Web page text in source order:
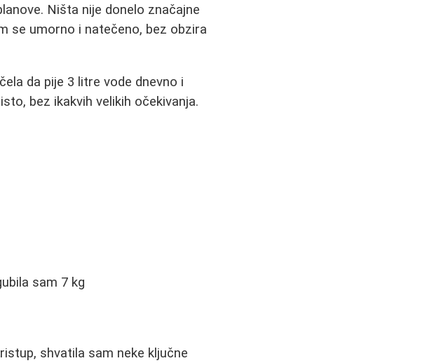
Ništa nije donelo značajne
se umorno i natečeno, bez obzira
da pije 3 litre vode dnevno i
bez ikakvih velikih očekivanja.
sam 7 kg
shvatila sam neke ključne